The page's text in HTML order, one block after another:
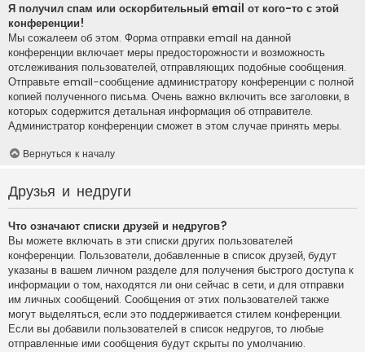
Я получил спам или оскорбительный email от кого-то с этой
конференции!
Мы сожалеем об этом. Форма отправки email на данной
конференции включает меры предосторожности и возможность
отслеживания пользователей, отправляющих подобные сообщения.
Отправьте email-сообщение администратору конференции с полной
копией полученного письма. Очень важно включить все заголовки, в
которых содержится детальная информация об отправителе.
Администратор конференции сможет в этом случае принять меры.
Вернуться к началу
Друзья и недруги
Что означают списки друзей и недругов?
Вы можете включать в эти списки других пользователей
конференции. Пользователи, добавленные в список друзей, будут
указаны в вашем личном разделе для получения быстрого доступа к
информации о том, находятся ли они сейчас в сети, и для отправки
им личных сообщений. Сообщения от этих пользователей также
могут выделяться, если это поддерживается стилем конференции.
Если вы добавили пользователей в список недругов, то любые
отправленные ими сообщения будут скрыты по умолчанию.